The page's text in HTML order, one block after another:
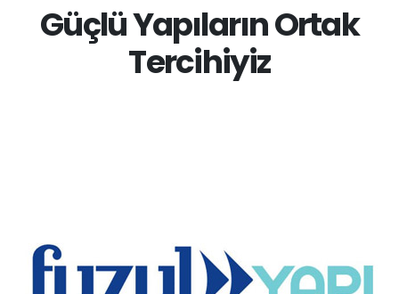
Güçlü Yapıların Ortak
Tercihiyiz